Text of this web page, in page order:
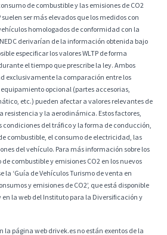
de combustible y las emisiones de CO2
ser más elevados que los medidos con
homologados de conformidad con la
derivarían de la información obtenida bajo
especificar los valores WLTP de forma
el tiempo que prescribe la ley. Ambos
exclusivamente la comparación entre los
opcional (partes accesorias,
etc.) pueden afectar a valores relevantes de
resistencia y la aerodinámica. Estos factores,
del tráfico y la forma de conducción,
combustible, el consumo de electricidad, las
del vehículo. Para más información sobre los
combustible y emisiones CO2 en los nuevos
‘Guía de Vehículos Turismo de venta en
y emisiones de CO2’, que está disponible
en la web del Instituto para la Diversificación y
la página web drivek.es no están exentos de la